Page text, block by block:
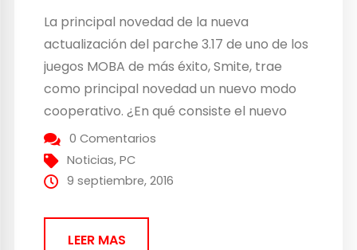
La principal novedad de la nueva
actualización del parche 3.17 de uno de los
juegos MOBA de más éxito, Smite, trae
como principal novedad un nuevo modo
cooperativo. ¿En qué consiste el nuevo
modo cooperativo de Smite? En este
nuevo modo de juego, llamado Xing Tian’s
Mountain, formaremos equipos de 5
0 Comentarios
Noticias,PC
9 septiembre, 2016
LEER MAS